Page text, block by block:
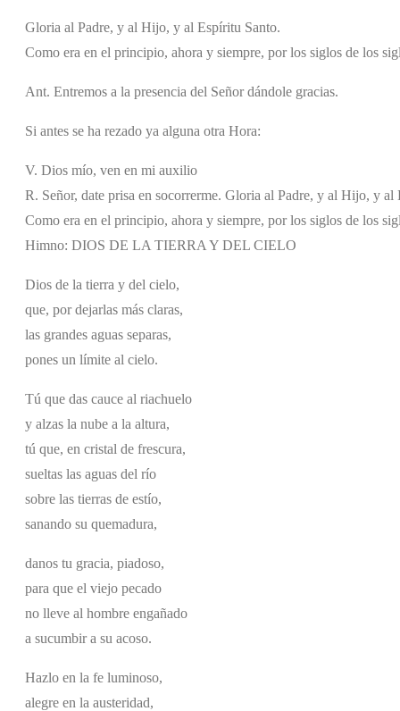
Gloria al Padre, y al Hijo, y al Espíritu Santo.
Como era en el principio, ahora y siempre, por los siglos de los
Ant. Entremos a la presencia del Señor dándole gracias.
Si antes se ha rezado ya alguna otra Hora:
V. Dios mío, ven en mi auxilio
R. Señor, date prisa en socorrerme. Gloria al Padre, y al Hijo, y al
Como era en el principio, ahora y siempre, por los siglos de los
Himno: DIOS DE LA TIERRA Y DEL CIELO
Dios de la tierra y del cielo,
que, por dejarlas más claras,
las grandes aguas separas,
pones un límite al cielo.
Tú que das cauce al riachuelo
y alzas la nube a la altura,
tú que, en cristal de frescura,
sueltas las aguas del río
sobre las tierras de estío,
sanando su quemadura,
danos tu gracia, piadoso,
para que el viejo pecado
no lleve al hombre engañado
a sucumbir a su acoso.
Hazlo en la fe luminoso,
alegre en la austeridad,